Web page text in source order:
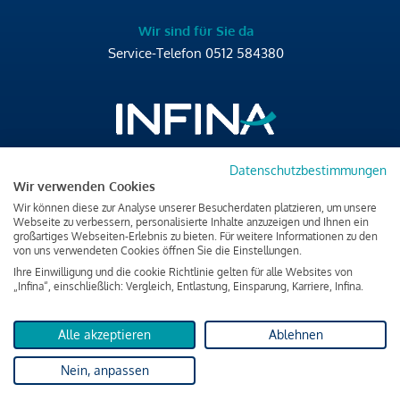
Wir sind für Sie da
Service-Telefon 0512 584380
Brixner Straße 2/4
6020 Innsbruck
T+43 512 584380
office@infina.at
Impressum
Datenschutz & Cookies
Datenschutzbestimmungen
Wir verwenden Cookies
Wir können diese zur Analyse unserer Besucherdaten platzieren, um unsere
Webseite zu verbessern, personalisierte Inhalte anzuzeigen und Ihnen ein
großartiges Webseiten-Erlebnis zu bieten. Für weitere Informationen zu den
von uns verwendeten Cookies öffnen Sie die Einstellungen.
Ihre Einwilligung und die cookie Richtlinie gelten für alle Websites von
„Infina“, einschließlich: Vergleich, Entlastung, Einsparung, Karriere, Infina.
Alle akzeptieren Ablehnen
Nein, anpassen